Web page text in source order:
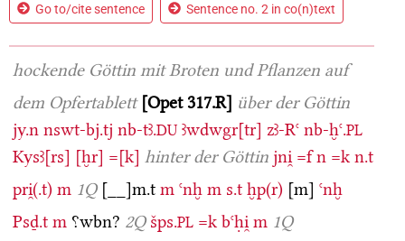
Go to/cite sentence Sentence no. 2 in co(n)text
hockende Göttin mit Broten und Pflanzen auf
dem Opfertablett Opet 317.R
über der Göttin
jy.n nswt-bj.tj nb-tꜣ.DU ꜣwdwgr[tr] zꜣ-Rꜥ nb-ḫꜥ.PL
Kysꜣ[rs] [ḫr] =[k] hinter der Göttin jni̯ =f n =k n.t
pri̯(.t) m 1Q [__]m.t m ꜥnḫ m s.t ḫp(r) [m] ꜥnḫ
Psḏ.t m ⸮wbn? 2Q šps.PL =k bꜥḥi̯ m 1Q